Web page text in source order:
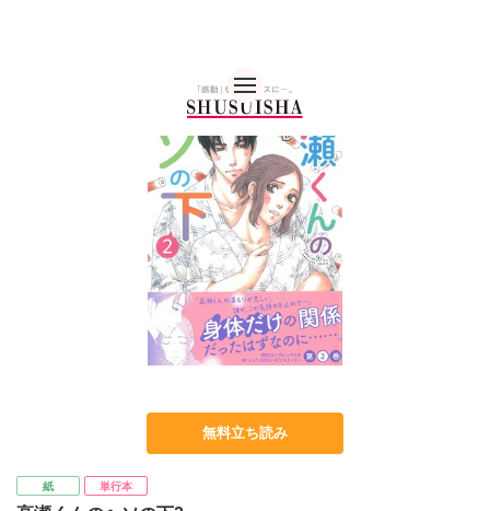
無料立ち読み
紙 単行本